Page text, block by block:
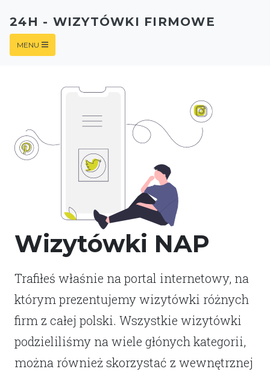
Wizytówki NAP
Trafiłeś właśnie na portal internetowy, na
którym prezentujemy wizytówki różnych
firm z całej polski. Wszystkie wizytówki
podzieliliśmy na wiele głónych kategorii,
można również skorzystać z wewnętrznej
24H - WIZYTÓWKI FIRMOWE
MENU